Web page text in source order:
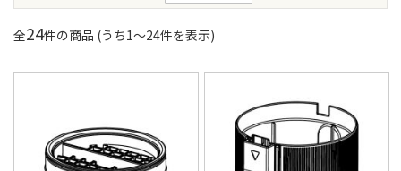
全24件の商品 (うち1〜24件を表示)